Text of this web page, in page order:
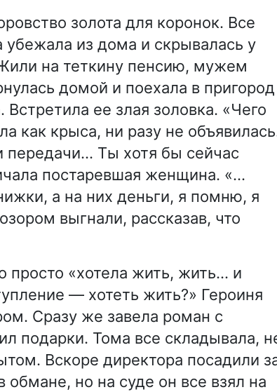
золота для коронок. Все
из дома и скрывалась у
на теткину пенсию, мужем
домой и поехала в пригород
ее злая золовка. «Чего
как крыса, ни разу не
передачи… Ты хотя бы сейчас
постаревшая женщина. «…
а на них деньги, я помню, я
выгнали, рассказав, что
просто «хотела жить, жить… и
— хотеть жить?» Героиня
Сразу же завела роман с
подарки. Тома все складывала,
Вскоре директора посадили
но на суде он все взял на